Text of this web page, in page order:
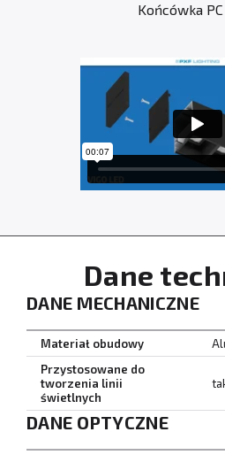
Końcówka PC
Dane
DANE MECHANICZNE
Materiał obudowy
Przystosowane do
tworzenia linii
świetlnych
DANE OPTYCZNE